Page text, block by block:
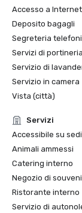
•	Haute Living
Hotel
2024
•	Travel +
Amenities
Unforgettable
•	SF Gate –
•	Travelers’
•	Destination I
Destinations in
•	Insidehook –
Accesso a Internet
Deposito bagagli
Segreteria
Servizi di portineria
Servizio di
Servizio in camera
Vista (città)
Servizi
Accessibile su
Animali ammessi
Catering interno
Negozio di
Ristorante interno
Servizio di